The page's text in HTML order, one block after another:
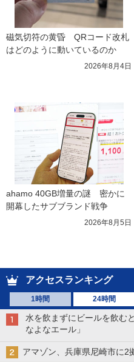
磁気切符の黄昏　QRコード改札
はどのように動いているのか
2026年8月4日
ahamo 40GB増量の謎　密かに
開幕したサブブランド戦争
2026年8月5日
アクセスランキング
1時間 24時間
水を飲まずにビールを飲む
なよなエール」
アマゾン、兵庫県尼崎市に